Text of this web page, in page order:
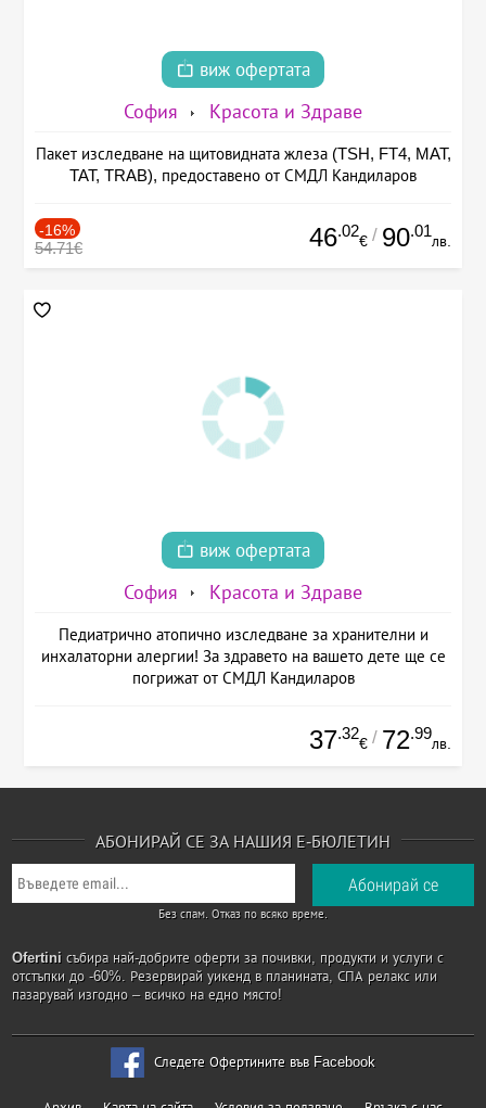
виж офертата
София Красота и Здраве
Пакет изследване на щитовидната жлеза (TSH, FT4, MAT,
TAT, TRAB), предоставено от СМДЛ Кандиларов
-16%
54.71€ 46.02
€ / 90.01
лв.
виж офертата
София Красота и Здраве
Педиатрично атопично изследване за хранителни и
инхалаторни алергии! За здравето на вашето дете ще се
погрижат от СМДЛ Кандиларов
37.32
€ / 72.99
лв.
АБОНИРАЙ СЕ ЗА НАШИЯ Е-БЮЛЕТИН
Без спам. Отказ по всяко време.
Ofertini събира най-добрите оферти за почивки, продукти и услуги с
отстъпки до -60%. Резервирай уикенд в планината, СПА релакс или
пазарувай изгодно – всичко на едно място!
Следете Офертините във Facebook